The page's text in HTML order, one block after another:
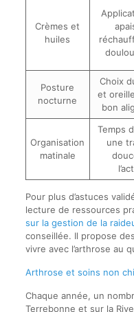
Crèmes et
huiles
Posture
nocturne
Choix
et
bon
Organisation
matinale
Temps
une
Pour plus d’astuces
lecture de ressources
sur la gestion de la
conseillée. Il propose
vivre avec l’arthrose au
Arthrose et soins non
Chaque année, un
Terrebonne et sur la